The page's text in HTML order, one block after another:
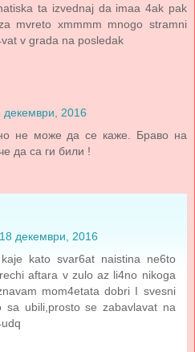
ta izvednaj da imaa 4ak pak
mvreto xmmmm mnogo stramni
v grada na posledak
декември, 2016
не може да се каже. Браво на
да са ги били !
декември, 2016
kato svar6at naistina ne6to
aftara v zulo az li4no nikoga
mom4etata dobri I svesni
sa ubili,prosto se zabavlavat na